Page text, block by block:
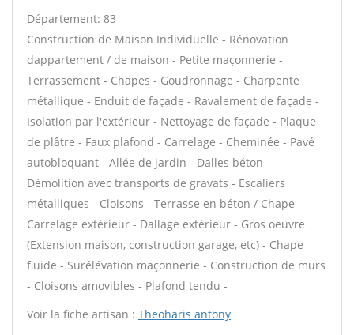
Département: 83
Construction de Maison Individuelle - Rénovation
dappartement / de maison - Petite maçonnerie -
Terrassement - Chapes - Goudronnage - Charpente
métallique - Enduit de façade - Ravalement de façade -
Isolation par l'extérieur - Nettoyage de façade - Plaque
de plâtre - Faux plafond - Carrelage - Cheminée - Pavé
autobloquant - Allée de jardin - Dalles béton -
Démolition avec transports de gravats - Escaliers
métalliques - Cloisons - Terrasse en béton / Chape -
Carrelage extérieur - Dallage extérieur - Gros oeuvre
(Extension maison, construction garage, etc) - Chape
fluide - Surélévation maçonnerie - Construction de murs
- Cloisons amovibles - Plafond tendu -
Voir la fiche artisan : Theoharis antony